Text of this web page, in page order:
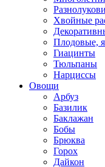
Хвойные
Плодовые,
Гиацинты
Тюльпаны
Нарциссы
Овощи
Арбуз
Базилик
Баклажан
Бобы
Брюква
Горох
Дайкон